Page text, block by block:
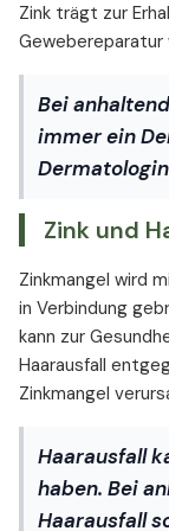
Zink trägt zur
Gewebereparatur
Bei
immer ein
Zink und
Zinkmangel wird
in Verbindung
kann zur
Haarausfall
Zinkmangel
Haarausfall
haben. Bei
Haarausfall